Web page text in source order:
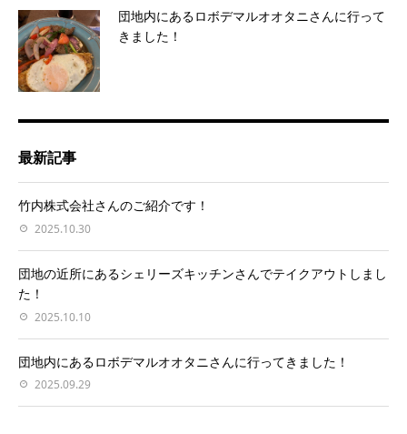
団地内にあるロボデマルオオタニさんに行って
きました！
最新記事
竹内株式会社さんのご紹介です！
2025.10.30
団地の近所にあるシェリーズキッチンさんでテイクアウトしまし
た！
2025.10.10
団地内にあるロボデマルオオタニさんに行ってきました！
2025.09.29